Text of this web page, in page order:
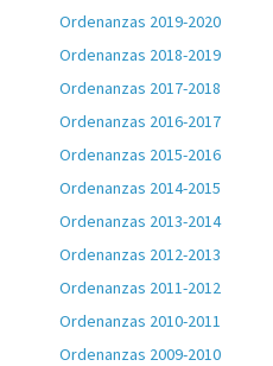
Ordenanzas 2019-2020
Ordenanzas 2018-2019
Ordenanzas 2017-2018
Ordenanzas 2016-2017
Ordenanzas 2015-2016
Ordenanzas 2014-2015
Ordenanzas 2013-2014
Ordenanzas 2012-2013
Ordenanzas 2011-2012
Ordenanzas 2010-2011
Ordenanzas 2009-2010